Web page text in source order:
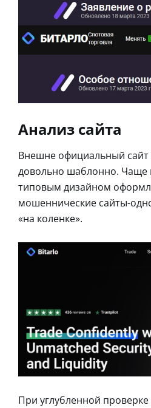
Анализ сайта
Внешне официальный
довольно шаблонно. Чаще
типовым дизайном
мошеннические сайты-
«на коленке».
При углубленной проверке